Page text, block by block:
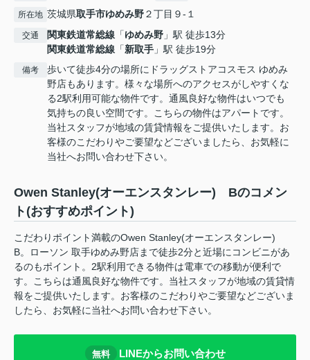
所在地 茨城県取手市ゆめみ野２丁目９-１
交通 関東鉄道常総線 「ゆめみ野 」駅 徒歩13分
関東鉄道常総線 「新取手 」駅 徒歩19分
備考
歩いて徒歩4分の場所にドラッグストアコスモス ゆめみ
野店もあります。様々な場所へのアクセスがしやすくな
る2駅利用可能な物件です。通風良好な物件はいつでも
気持ちの良い空間です。こちらの物件はアパートです。
当社スタッフが地域の賃貸情報をご提供いたします。お
客様のこだわりやご要望などございましたら、お気軽に
当社へお問い合わせ下さい。
Owen Stanley(オーエンスタンレー) Bのコメン
ト(おすすめポイント)
こだわりポイント満載のOwen Stanley(オーエンスタンレー)
B。ローソン 取手ゆめみ野店まで徒歩2分と近場にコンビニがあ
るのもポイント。2駅利用できる物件は電車での移動が便利で
す。こちらは通風良好な物件です。当社スタッフが地域の賃貸情
報をご提供いたします。お客様のこだわりやご要望などございま
したら、お気軽に当社へお問い合わせ下さい。
無料 LINEからお問い合わせ